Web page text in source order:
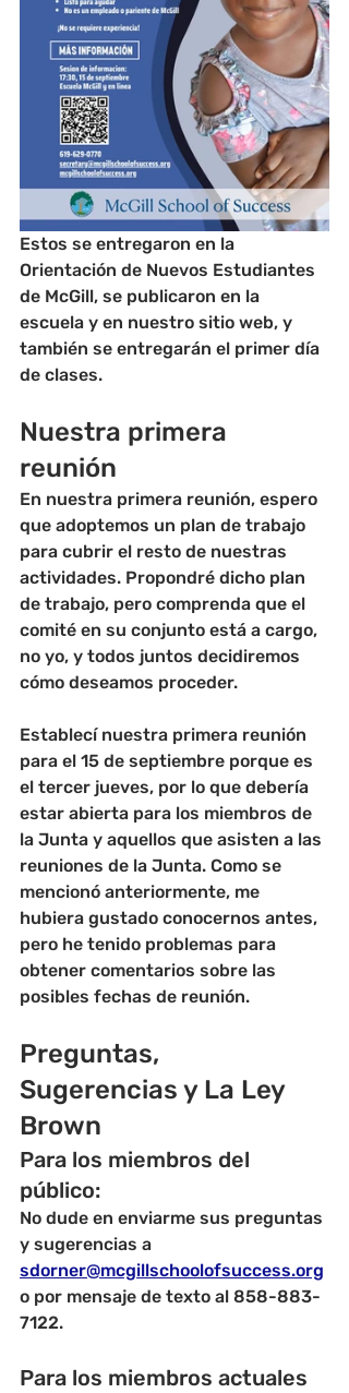
Estos se entregaron en la
Orientación de Nuevos Estudiantes
de McGill, se publicaron en la
escuela y en nuestro sitio web, y
también se entregarán el primer día
de clases.
Nuestra primera
reunión
En nuestra primera reunión, espero
que adoptemos un plan de trabajo
para cubrir el resto de nuestras
actividades. Propondré dicho plan
de trabajo, pero comprenda que el
comité en su conjunto está a cargo,
no yo, y todos juntos decidiremos
cómo deseamos proceder.
Establecí nuestra primera reunión
para el 15 de septiembre porque es
el tercer jueves, por lo que debería
estar abierta para los miembros de
la Junta y aquellos que asisten a las
reuniones de la Junta. Como se
mencionó anteriormente, me
hubiera gustado conocernos antes,
pero he tenido problemas para
obtener comentarios sobre las
posibles fechas de reunión.
Preguntas,
Sugerencias y La Ley
Brown
Para los miembros del
público:
No dude en enviarme sus preguntas
y sugerencias a
sdorner@mcgillschoolofsuccess.org
o por mensaje de texto al 858-883-
7122.
Para los miembros actuales